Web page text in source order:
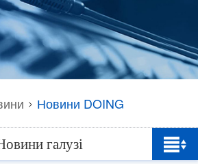
> Новини DOING
галузі